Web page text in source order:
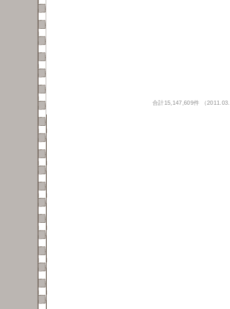
合計15,147,609件 （